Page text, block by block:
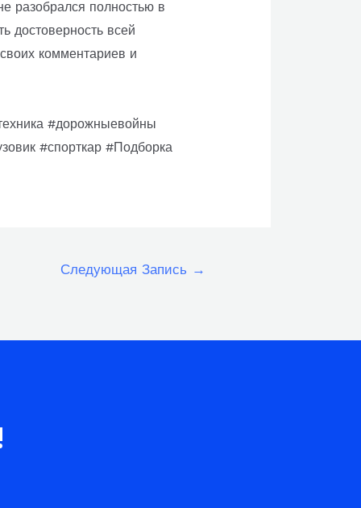
разобрался полностью в
достоверность всей
комментариев и
#дорожныевойны
#спорткар #Подборка
Следующая Запись →